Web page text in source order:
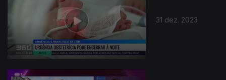
31 dez. 2023